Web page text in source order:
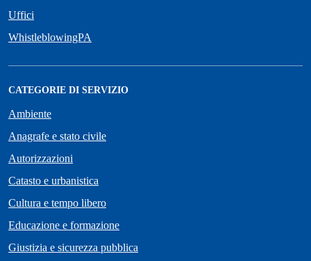
Uffici
WhistleblowingPA
CATEGORIE DI SERVIZIO
Ambiente
Anagrafe e stato civile
Autorizzazioni
Catasto e urbanistica
Cultura e tempo libero
Educazione e formazione
Giustizia e sicurezza pubblica